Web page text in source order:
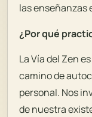
las enseñanzas
¿Por qué
La Vía del Zen
camino de
personal. Nos
de nuestra